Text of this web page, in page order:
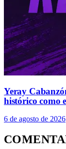
Yeray
histórico como
6 de agosto de 2026